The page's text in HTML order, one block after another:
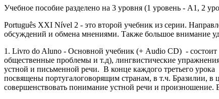
Учебное пособие разделено на 3 уровня (1 уровень - А1, 2
Português XXI Nível 2 - это второй учебник из серии.
обсуждений и обмена мнениями. Также большое внимание
1. Livro do Aluno - Основной учебник (+ Audio CD) - состоит
общественные проблемы и т.д), лингвистические
устной и письменной речи. В конце каждого третьего урока
посвящены португалоговорящим странам, в т.ч. Бразилии, в
совершенствовать понимание устной речи и